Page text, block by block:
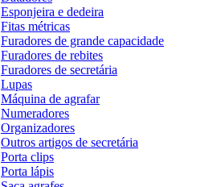
Esponjeira e dedeira
Fitas métricas
Furadores de grande capacidade
Furadores de rebites
Furadores de secretária
Lupas
Máquina de agrafar
Numeradores
Organizadores
Outros artigos de secretária
Porta clips
Porta lápis